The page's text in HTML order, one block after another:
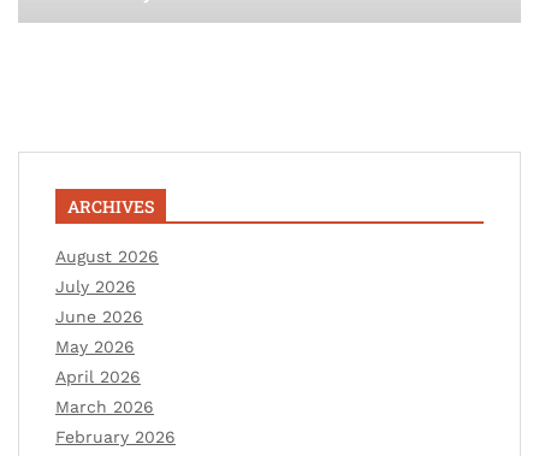
ARCHIVES
August 2026
July 2026
June 2026
May 2026
April 2026
March 2026
February 2026